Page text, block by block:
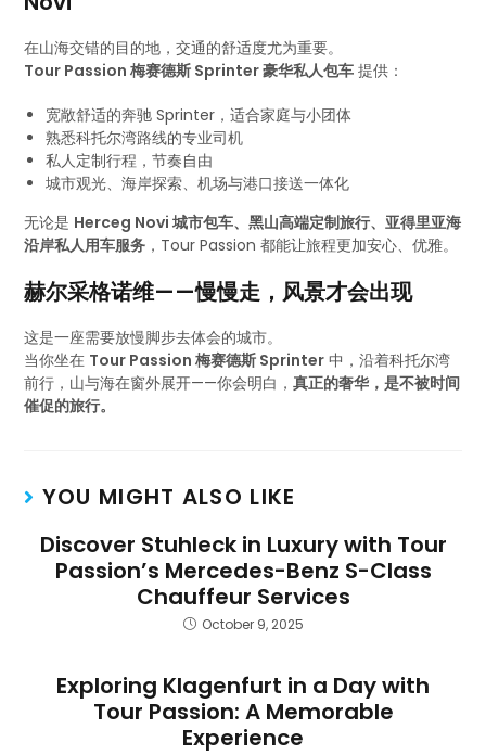
在山海交错的目的地，交通的舒适度尤为重要。
Tour Passion 梅赛德斯 Sprinter 豪华私人包车 提供：
宽敞舒适的奔驰 Sprinter，适合家庭与小团体
熟悉科托尔湾路线的专业司机
私人定制行程，节奏自由
城市观光、海岸探索、机场与港口接送一体化
无论是 Herceg Novi 城市包车、黑山高端定制旅行、亚得里亚海
沿岸私人用车服务 ，Tour Passion 都能让旅程更加安心、优雅。
赫尔采格诺维——慢慢走，风景才会出现
这是一座需要放慢脚步去体会的城市。
当你坐在 Tour Passion 梅赛德斯 Sprinter 中，沿着科托尔湾
前行，山与海在窗外展开——你会明白，真正的奢华，是不被时间
催促的旅行。
YOU MIGHT ALSO LIKE
Discover Stuhleck in Luxury with Tour
Passion’s Mercedes-Benz S-Class
Chauffeur Services
October 9, 2025
Exploring Klagenfurt in a Day with
Tour Passion: A Memorable
Experience